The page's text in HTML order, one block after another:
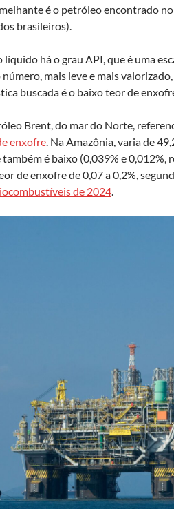
é o petróleo encontrado
brasileiros).
há o grau API, que é uma
número, mais leve e mais
buscada é o baixo teor de
Brent, do mar do Norte,
enxofre . Na Amazônia, varia de
é baixo (0,039% e
de enxofre de 0,07 a 0,2%,
de 2024